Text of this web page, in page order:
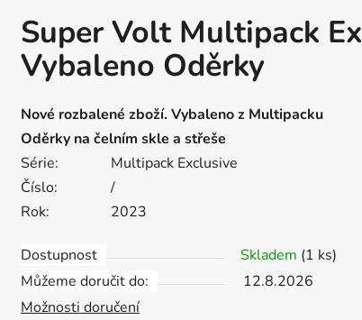
Super Volt Multipack
Vybaleno Oděrky
Nové rozbalené zboží. Vybaleno z Multipacku
Oděrky na čelním skle a střeše
Série:
Multipack Exclusive
Číslo:
/
Rok:
2023
Dostupnost Skladem (1 ks)
Můžeme doručit do:
12.8.2026
Možnosti doručení